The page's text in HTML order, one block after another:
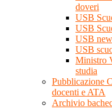
doveri
USB
USB
USB
USB
Ministro
studia
Pubblicazione
docenti e ATA
Archivio